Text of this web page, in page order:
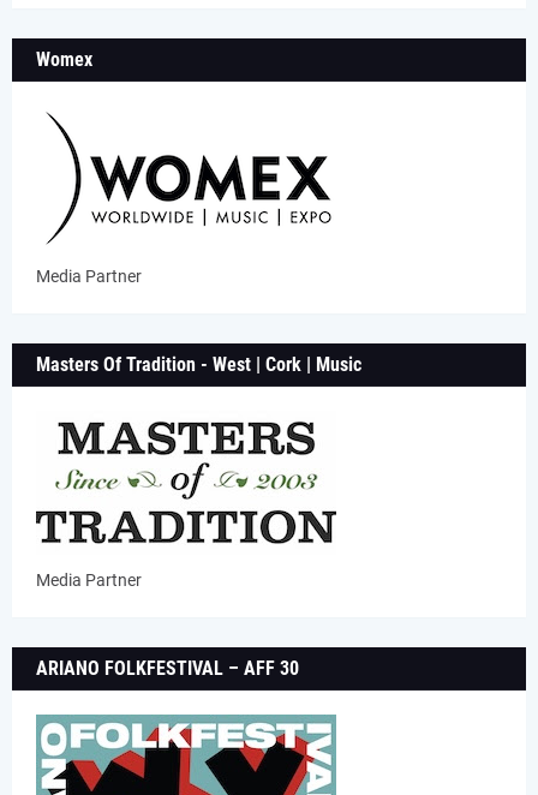
Womex
Media Partner
Masters Of Tradition - West | Cork | Music
Media Partner
ARIANO FOLKFESTIVAL – AFF 30